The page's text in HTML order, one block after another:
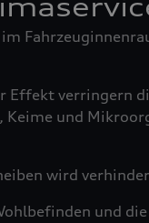
Effekt verringern
Keime und
wird
und die